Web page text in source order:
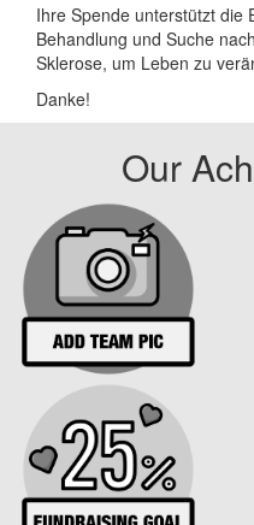
Ihre Spende unterstützt die
Behandlung und Suche
Sklerose, um Leben zu
Danke!
Our